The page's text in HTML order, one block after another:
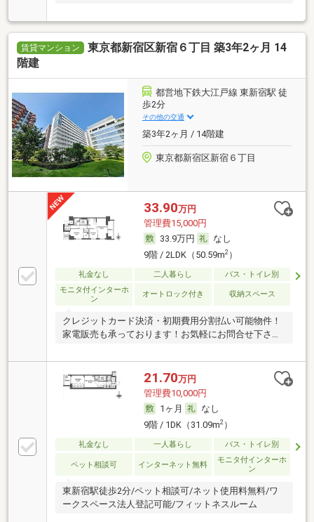
賃貸マンション
東京都新宿区新宿６丁目 築3年2ヶ月 14
階建
都営地下鉄大江戸線 東新宿駅 徒
歩2分
その他の交通
築3年2ヶ月 / 14階建
東京都新宿区新宿６丁目
33.90万円
管理費15,000円
33.9万円
なし
9階 / 2LDK（50.59m2）
礼金なし 二人暮らし
バス・トイレ別
モニタ付インターホ
ン
オートロック付き 収納スペース
クレジットカード決済・初期費用分割払い可能物件！
家電販売も承っております！お気軽にお問合せ下さ
21.70万円
管理費10,000円
1ヶ月
なし
9階 / 1DK（31.09m2）
礼金なし 一人暮らし バス・トイレ別
ペット相談可 インターネット無料
モニタ付インターホ
ン
東新宿駅徒歩2分/ペット相談可/ネット使用料無料/ワ
ークスペース法人登記可能/フィットネスルーム